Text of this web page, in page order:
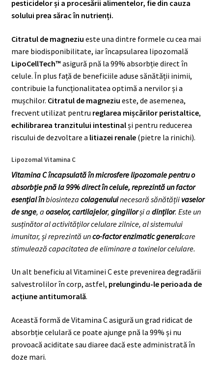
pesticidelor și a procesării alimentelor, fie din cauza
solului prea sărac în nutrienți.
Citratul de magneziu este una dintre formele cu cea mai
mare biodisponibilitate, iar încapsularea lipozomală
LipoCellTech™asigură pnă la 99% absorbție direct în
celule. În plus față de beneficiile aduse sănătății inimii,
contribuie la funcționalitatea optimă a nervilor și a
mușchilor. Citratul de magneziu este, de asemenea,
frecvent utilizat pentru reglarea mișcărilor peristaltice,
echilibrarea tranzitului intestinalși pentru reducerea
riscului de dezvoltare a litiazei renale(pietre la rinichi).
Lipozomal Vitamina C
Vitamina C încapsulată în microsfere lipozomale pentru o
absorbție pnă la 99% direct în celule, reprezintă un factor
esențial înbiosinteza colagenuluinecesară sănătății vaselor
de snge, a oaselor, cartilajelor, gingiilorși a dinților. Este un
susținător al activităților celulare zilnice, al sistemului
imunitar, și reprezintă unco-factor enzimatic generalcare
stimulează capacitatea de eliminare a toxinelor celulare.
Un alt beneficiu al Vitaminei C este prevenirea degradării
salvestrolilor în corp, astfel, prelungindu-le perioada de
acțiune antitumorală.
Această formă de Vitamina C asigură un grad ridicat de
absorbție celulară ce poate ajunge pnă la 99% și nu
provoacă aciditate sau diaree dacă este administrată în
doze mari.